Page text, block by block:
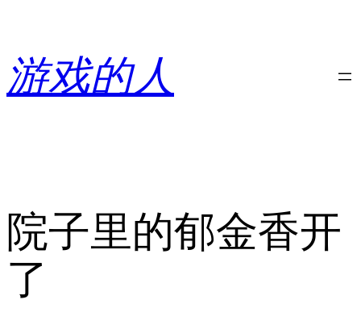
内
容
游戏的人
院子里的郁金香开
了